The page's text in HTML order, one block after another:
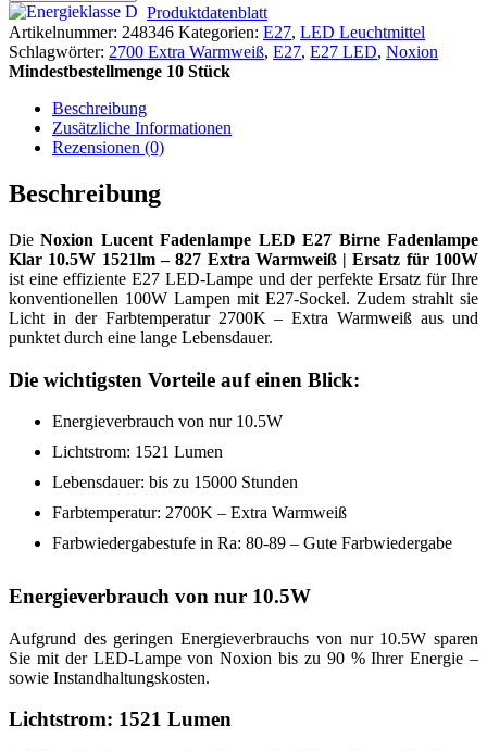
Produktdatenblatt
Artikelnummer: 248346 Kategorien: E27, LED Leuchtmittel
Schlagwörter: 2700 Extra Warmweiß, E27, E27 LED, Noxion
Mindestbestellmenge 10 Stück
Beschreibung
Zusätzliche Informationen
Rezensionen (0)
Beschreibung
DieNoxion Lucent Fadenlampe LED E27 Birne Fadenlampe
Klar 10.5W 1521lm – 827 Extra Warmweiß | Ersatz für 100W
ist eine effiziente E27 LED-Lampe und der perfekte Ersatz für Ihre
konventionellen 100W Lampen mit E27-Sockel. Zudem strahlt sie
Licht in der Farbtemperatur 2700K – Extra Warmweiß aus und
punktet durch eine lange Lebensdauer.
Die wichtigsten Vorteile auf einen Blick:
Energieverbrauch von nur 10.5W
Lichtstrom: 1521 Lumen
Lebensdauer: bis zu 15000 Stunden
Farbtemperatur: 2700K – Extra Warmweiß
Farbwiedergabestufe in Ra: 80-89 – Gute Farbwiedergabe
Energieverbrauch von nur 10.5W
Aufgrund des geringen Energieverbrauchs von nur 10.5W sparen
Sie mit der LED-Lampe von Noxion bis zu 90 % Ihrer Energie –
sowie Instandhaltungskosten.
Lichtstrom: 1521 Lumen